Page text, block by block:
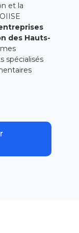
et la
des Hauts-
spécialisés
vont
une grande
nos
visibilité
quel